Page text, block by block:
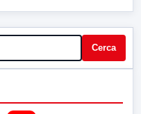
Cerca